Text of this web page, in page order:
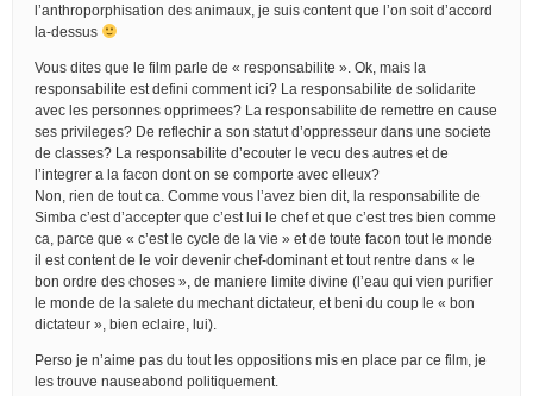
l’anthroporphisation des animaux, je suis content que l’on soit d’accord
la-dessus
Vous dites que le film parle de « responsabilite ». Ok, mais la
responsabilite est defini comment ici? La responsabilite de solidarite
avec les personnes opprimees? La responsabilite de remettre en cause
ses privileges? De reflechir a son statut d’oppresseur dans une societe
de classes? La responsabilite d’ecouter le vecu des autres et de
l’integrer a la facon dont on se comporte avec elleux?
Non, rien de tout ca. Comme vous l’avez bien dit, la responsabilite de
Simba c’est d’accepter que c’est lui le chef et que c’est tres bien comme
ca, parce que « c’est le cycle de la vie » et de toute facon tout le monde
il est content de le voir devenir chef-dominant et tout rentre dans « le
bon ordre des choses », de maniere limite divine (l’eau qui vien purifier
le monde de la salete du mechant dictateur, et beni du coup le « bon
dictateur », bien eclaire, lui).
Perso je n’aime pas du tout les oppositions mis en place par ce film, je
les trouve nauseabond politiquement.